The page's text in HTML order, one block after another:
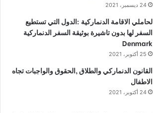
24 ديسمبر، 2021
لحاملي الاقامة الدنماركية :الدول التي تستطيع
السفر لها بدون تاشيرة بوثيقة السفر الدنماركية
Denmark
25 أكتوبر، 2021
القانون الدنماركي والطلاق ,الحقوق والواجبات تجاه
الاطفال
24 أكتوبر، 2021